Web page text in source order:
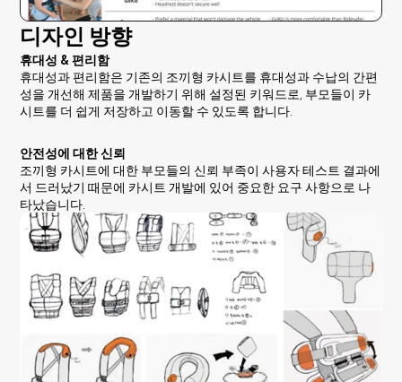
디자인 방향
휴대성 & 편리함
휴대성과 편리함은 기존의 조끼형 카시트를 휴대성과 수납의 간편
성을 개선해 제품을 개발하기 위해 설정된 키워드로, 부모들이 카
시트를 더 쉽게 저장하고 이동할 수 있도록 합니다.
안전성에 대한 신뢰
조끼형 카시트에 대한 부모들의 신뢰 부족이 사용자 테스트 결과에
서 드러났기 때문에 카시트 개발에 있어 중요한 요구 사항으로 나
타났습니다.